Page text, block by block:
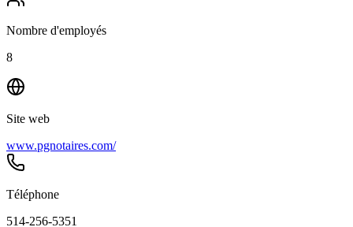
Nombre d'employés
8
Site web
www.pgnotaires.com/
Téléphone
514-256-5351